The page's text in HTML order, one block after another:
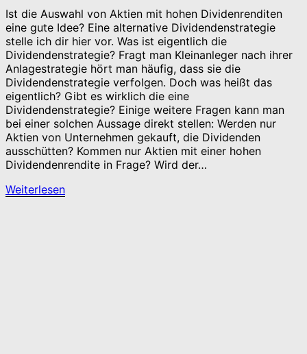
Ist die Auswahl von Aktien mit hohen Dividenrenditen
eine gute Idee? Eine alternative Dividendenstrategie
stelle ich dir hier vor. Was ist eigentlich die
Dividendenstrategie? Fragt man Kleinanleger nach ihrer
Anlagestrategie hört man häufig, dass sie die
Dividendenstrategie verfolgen. Doch was heißt das
eigentlich? Gibt es wirklich die eine
Dividendenstrategie? Einige weitere Fragen kann man
bei einer solchen Aussage direkt stellen: Werden nur
Aktien von Unternehmen gekauft, die Dividenden
ausschütten? Kommen nur Aktien mit einer hohen
Dividendenrendite in Frage? Wird der…
WeiterlesenWeiterlesen